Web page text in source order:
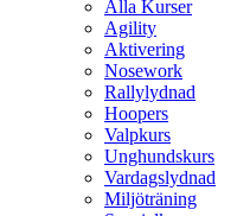
Alla Kurser
Agility
Aktivering
Nosework
Rallylydnad
Hoopers
Valpkurs
Unghundskurs
Vardagslydnad
Miljöträning